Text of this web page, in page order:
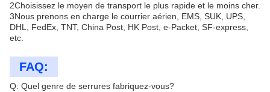
2Choisissez le moyen de transport le plus rapide et le moins cher.
3Nous prenons en charge le courrier aérien, EMS, SUK, UPS,
DHL, FedEx, TNT, China Post, HK Post, e-Packet, SF-express,
etc.
FAQ:
Q: Quel genre de serrures fabriquez-vous?